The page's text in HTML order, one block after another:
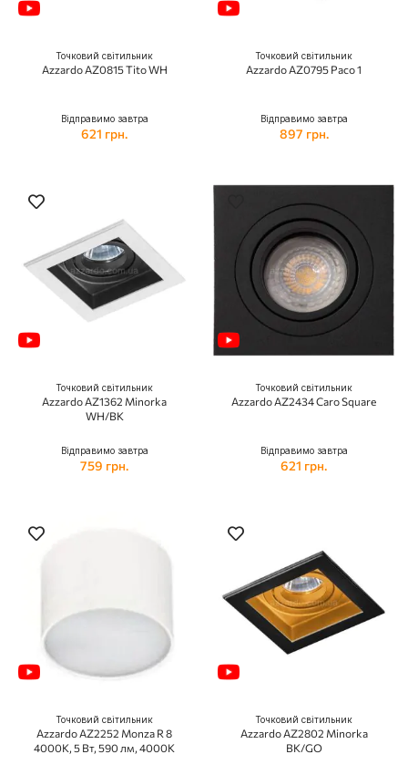
Точковий світильник
Azzardo AZ0815 Tito WH
Відправимо завтра
621 грн.
Точковий світильник
Azzardo AZ0795 Paco 1
Відправимо завтра
897 грн.
Точковий світильник
Azzardo AZ1362 Minorka
WH/BK
Відправимо завтра
759 грн.
Точковий світильник
Azzardo AZ2434 Caro Square
Відправимо завтра
621 грн.
Точковий світильник
Azzardo AZ2252 Monza R 8
4000K, 5 Вт, 590 лм, 4000K
Точковий світильник
Azzardo AZ2802 Minorka
BK/GO